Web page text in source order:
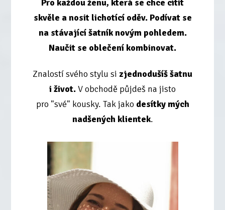
Pro každou ženu, která se chce cítit
skvěle a nosit lichotící oděv. Podívat se
na stávající šatník novým pohledem.
Naučit se oblečení kombinovat.
Znalostí svého stylu si zjednodušíš šatnu
i život.V obchodě půjdeš na jisto
pro "své" kousky. Tak jako desítky mých
nadšených klientek.